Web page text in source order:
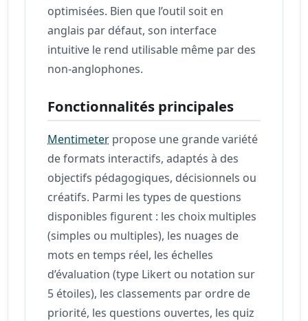
optimisées. Bien que l’outil soit en
anglais par défaut, son interface
intuitive le rend utilisable même par des
non-anglophones.
Fonctionnalités principales
Mentimeter propose une grande variété
de formats interactifs, adaptés à des
objectifs pédagogiques, décisionnels ou
créatifs. Parmi les types de questions
disponibles figurent : les choix multiples
(simples ou multiples), les nuages de
mots en temps réel, les échelles
d’évaluation (type Likert ou notation sur
5 étoiles), les classements par ordre de
priorité, les questions ouvertes, les quiz